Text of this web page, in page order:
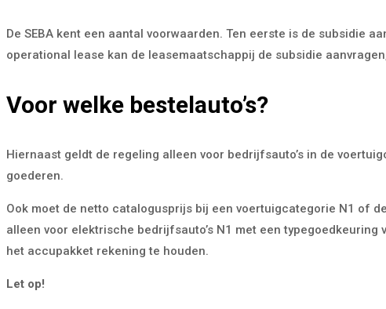
De SEBA kent een aantal voorwaarden. Ten eerste is de subsidie
operational lease kan de leasemaatschappij de subsidie
Voor welke bestelauto’s?
Hiernaast geldt de regeling alleen voor bedrijfsauto’s in de
goederen.
Ook moet de netto catalogusprijs bij een voertuigcategorie N1 of
alleen voor elektrische bedrijfsauto’s N1 met een
het accupakket rekening te houden.
Let op!